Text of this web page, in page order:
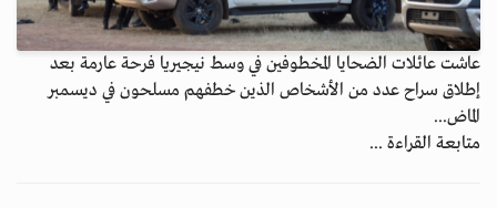
عاشت عائلات الضحايا المخطوفين في وسط نيجيريا فرحة عارمة بعد
إطلاق سراح عدد من الأشخاص الذين خطفهم مسلحون في ديسمبر
الماض...
متابعة القراءة ...